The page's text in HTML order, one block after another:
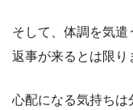
そして、体調を気
返事が来るとは限り
心配になる気持ちは